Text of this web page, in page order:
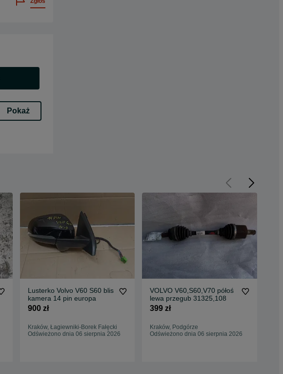
Pokaż
Lusterko Volvo V60 S60 blis
kamera 14 pin europa
900 zł
Kraków, Łagiewniki-Borek Fałęcki
Odświeżono dnia 06 sierpnia 2026
VOLVO V60,S60,V70 półoś
lewa przegub 31325,108
399 zł
Kraków, Podgórze
Odświeżono dnia 06 sierpnia 2026